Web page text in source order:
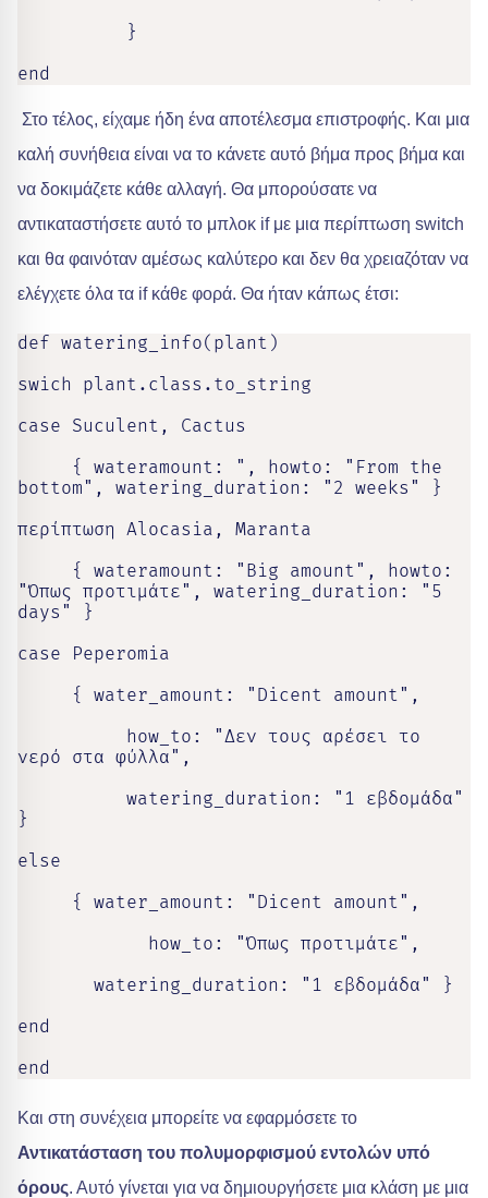
end
Στο τέλος, είχαμε ήδη ένα αποτέλεσμα επιστροφής. Και μια
καλή συνήθεια είναι να το κάνετε αυτό βήμα προς βήμα και
να δοκιμάζετε κάθε αλλαγή. Θα μπορούσατε να
αντικαταστήσετε αυτό το μπλοκ if με μια περίπτωση switch
και θα φαινόταν αμέσως καλύτερο και δεν θα χρειαζόταν να
ελέγχετε όλα τα if κάθε φορά. Θα ήταν κάπως έτσι:
def watering_info(plant)
swich plant.class.to_string
case Suculent, Cactus
bottom", watering_duration: "2 weeks" }
περίπτωση Alocasia, Maranta
"Όπως προτιμάτε", watering_duration: "5
days" }
case Peperomia
νερό στα φύλλα",
}
else
end
end
Και στη συνέχεια μπορείτε να εφαρμόσετε το
Αντικατάσταση του πολυμορφισμού εντολών υπό
όρους. Αυτό γίνεται για να δημιουργήσετε μια κλάση με μια